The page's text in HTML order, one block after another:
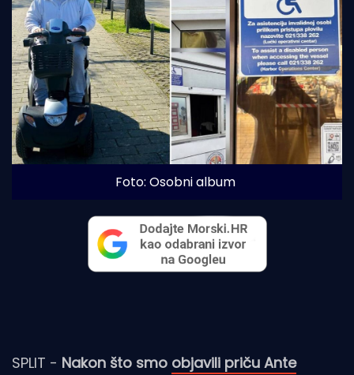
Foto: Osobni album
SPLIT - Nakon što smo objavili priču Ante